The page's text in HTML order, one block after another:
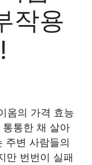
작용
옴의 가격 효능
통통한 채 살아
주변 사람들의
만 번번이 실패